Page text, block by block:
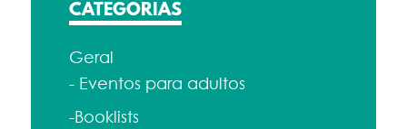
CATEGORIAS
Geral
- Eventos para adultos
-Booklists